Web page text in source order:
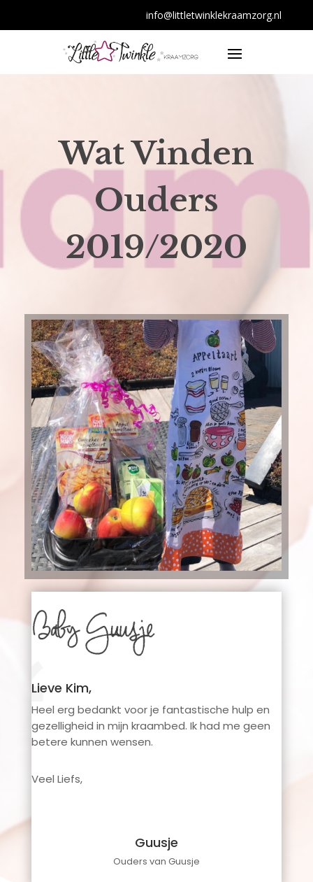
info@littletwinklekraamzorg.nl
Wat Vinden
Ouders
2019/2020
Lieve Kim,
Heel erg bedankt voor je fantastische hulp en
gezelligheid in mijn kraambed. Ik had me geen
betere kunnen wensen.
Veel Liefs,
Guusje
Ouders van Guusje